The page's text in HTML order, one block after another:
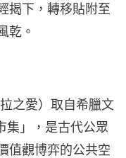
揭下，轉移貼附至
乾。
之愛）取自希臘文
集」，是古代公眾
值觀博弈的公共空